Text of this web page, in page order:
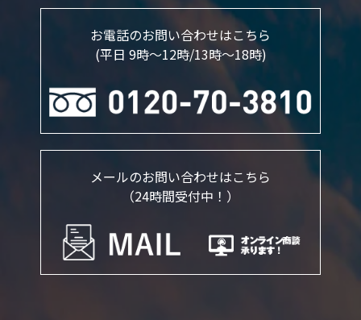
お電話のお問い合わせはこちら
(平日 9時～12時/13時〜18時)
メールのお問い合わせはこちら
（24時間受付中！）